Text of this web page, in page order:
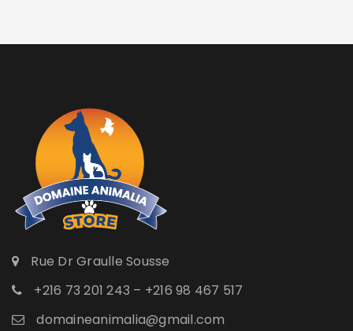
Rue Dr Graulle Sousse
+216 73 201 243 – +216 98 467 517
domaineanimalia@gmail.com